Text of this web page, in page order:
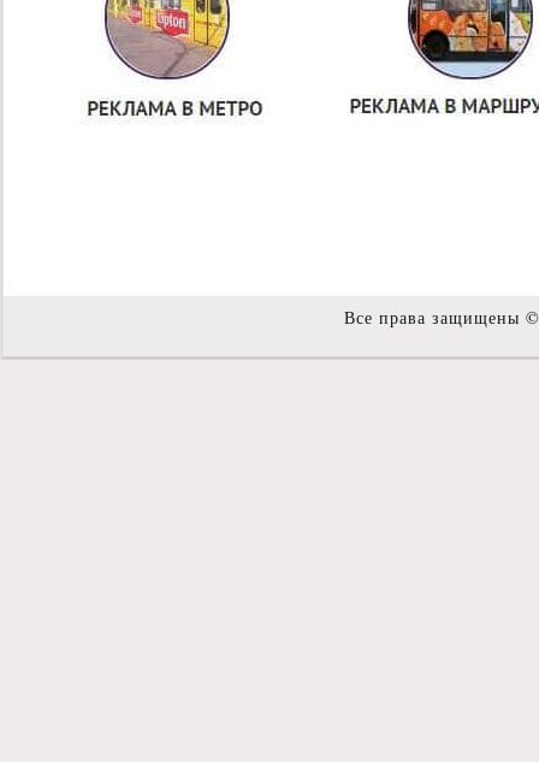
Все права защищены